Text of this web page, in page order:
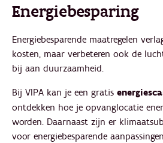
Energiebesparing
Energiebesparende maatregelen
kosten, maar verbeteren ook de
bij aan duurzaamheid.
Bij VIPA kan je een gratis
ontdekken hoe je opvanglocatie
worden. Daarnaast zijn er
voor energiebesparende